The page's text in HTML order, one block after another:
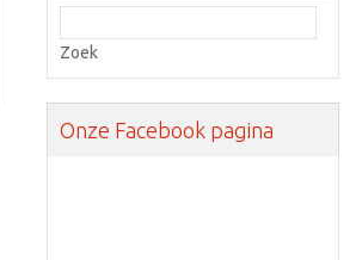
Zoek
Onze Facebook pagina